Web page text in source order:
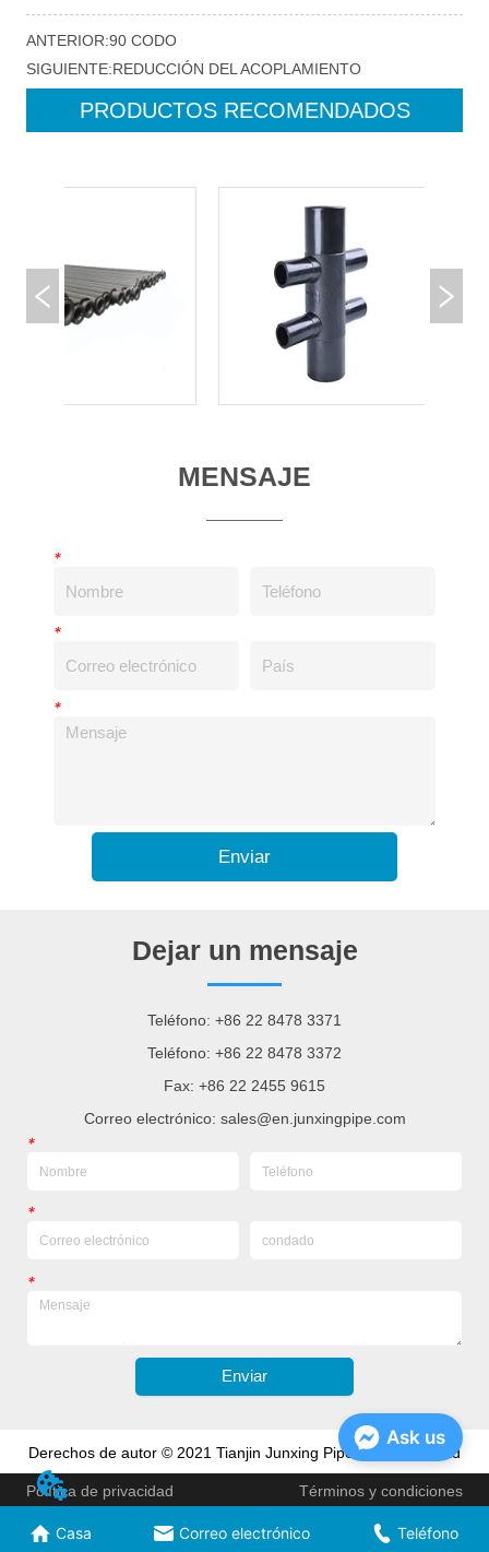
ANTERIOR:90 CODO
SIGUIENTE:REDUCCIÓN DEL ACOPLAMIENTO
PRODUCTOS RECOMENDADOS
MENSAJE
*
*
*
Enviar
Casa Correo electrónico Teléfono
Dejar un mensaje
Teléfono: +86 22 8478 3371
Teléfono: +86 22 8478 3372
Fax: +86 22 2455 9615
Correo electrónico: sales@en.junxingpipe.com
*
*
*
Enviar
Derechos de autor © 2021 Tianjin Junxing Pipe Group Co., Ltd
Política de privacidad Términos y condiciones
Ask us